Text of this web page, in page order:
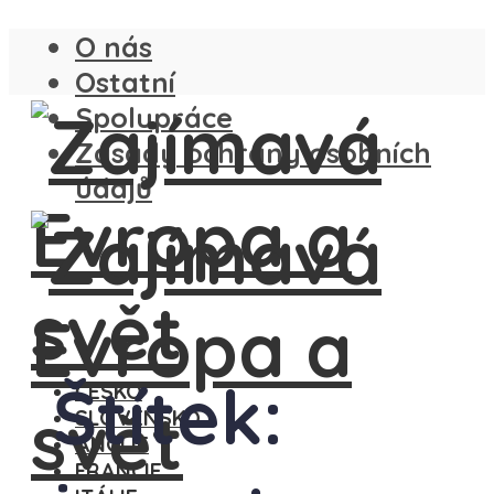
O nás
Ostatní
Spolupráce
Zásady ochrany osobních
údajů
ČESKO
SLOVENSKO
ANGLIE
FRANCIE
Štítek: